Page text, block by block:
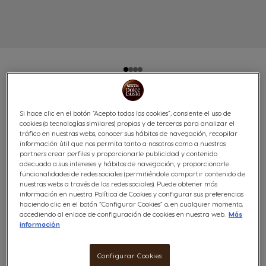
LATTE MACCHIATO 96
CÁPSULAS
Delicioso & Cremoso
(13)
Cápsulas:x48
Icono Cápsula
x48
Icono Cápsula
Descubre este café Latte Macchiato de NESCAFÉ® Dolce
Gusto®, un equilibrio perfecto entre café, leche y una
Si hace clic en el botón “Acepto todas las cookies”, consiente el uso de
cookies (o tecnologías similares) propias y de terceros para analizar el
tráfico en nuestras webs, conocer sus hábitos de navegación, recopilar
información útil que nos permita tanto a nosotros como a nuestros
partners crear perfiles y proporcionarle publicidad y contenido
adecuado a sus intereses y hábitos de navegación, y proporcionarle
funcionalidades de redes sociales (permitiéndole compartir contenido de
nuestras webs a través de las redes sociales). Puede obtener más
información en nuestra Política de Cookies y configurar sus preferencias
haciendo clic en el botón “Configurar Cookies” o, en cualquier momento,
accediendo al enlace de configuración de cookies en nuestra web. Más
información
Configurar Cookies